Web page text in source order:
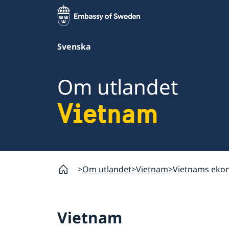
Svenska
Om utlandet
Vietnam
Om utlandet Vietnam Vietnams
Vietnam